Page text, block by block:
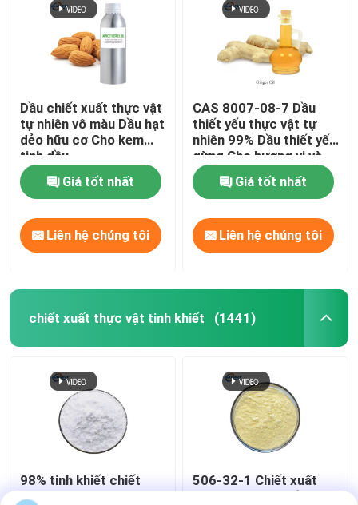
Dầu chiết xuất thực vật
tự nhiên vô màu Dầu hạt
dẻo hữu cơ Cho kem
tinh dầu
Giá tốt nhất
Liên hệ chúng tôi
CAS 8007-08-7 Dầu
thiết yếu thực vật tự
nhiên 99% Dầu thiết yếu
gừng Cho hương vị và
nước hoa thực phẩm
Giá tốt nhất
Liên hệ chúng tôi
chiết xuất thực vật tinh khiết (1441)
98% tinh khiết chiết
xuất thực vật tập trung
506-32-1 Chiết xuất
thực vật tinh khiết